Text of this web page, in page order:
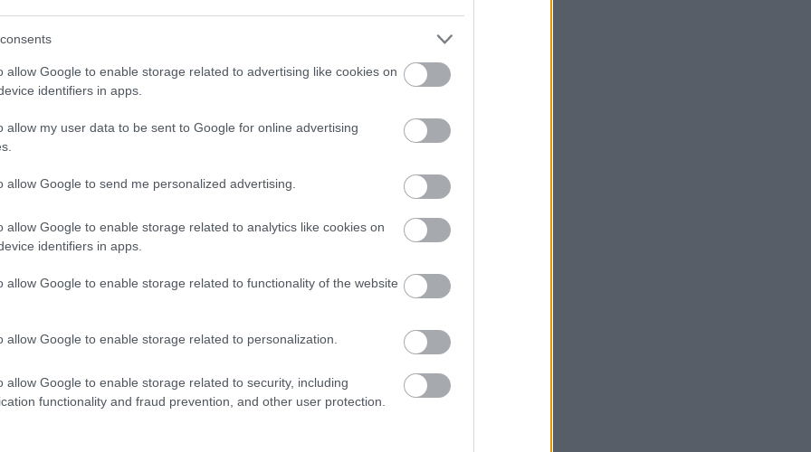
allow Google to enable storage related to advertising like cookies on
identifiers in apps.
allow my user data to be sent to Google for online advertising
allow Google to send me personalized advertising.
allow Google to enable storage related to analytics like cookies on
identifiers in apps.
allow Google to enable storage related to functionality of the website
allow Google to enable storage related to personalization.
allow Google to enable storage related to security, including
functionality and fraud prevention, and other user protection.
cilvēks!
veikalā kāds
dabūjis dzirdēt
viņam noteikti
jādzird
Viņš apstājies un sācis
Sieviete atpūtā Pierīgas
ezerā piedzīvojusi, cik
būt makšķernieku
jautāja, kas ir
Jaunieši kopumā
kāda haotiska ar
skolā jāatjauno